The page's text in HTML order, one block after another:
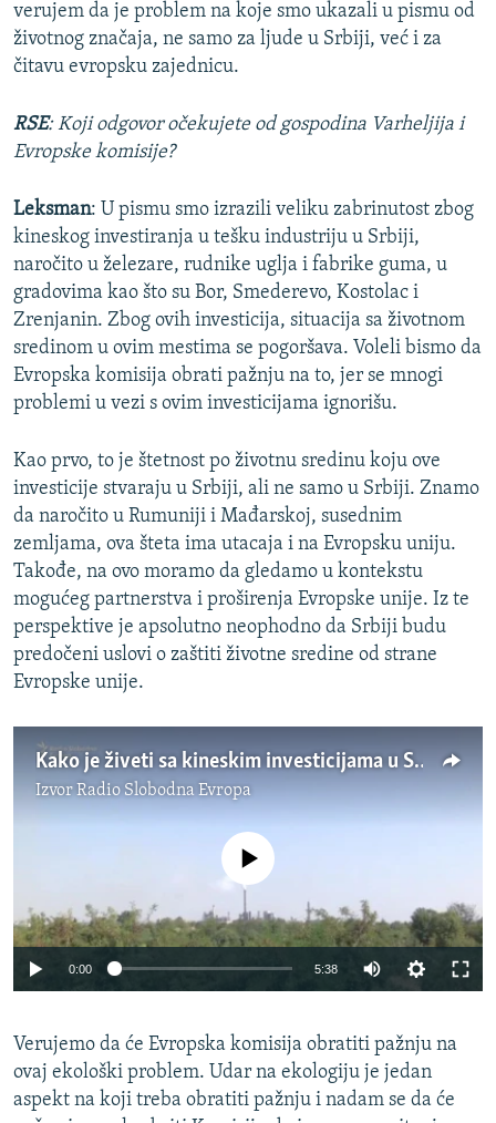
verujem da je problem na koje smo ukazali u pismu od
životnog značaja, ne samo za ljude u Srbiji, već i za
čitavu evropsku zajednicu.
RSE: Koji odgovor očekujete od gospodina Varheljija i
Evropske komisije?
Leksman: U pismu smo izrazili veliku zabrinutost zbog
kineskog investiranja u tešku industriju u Srbiji,
naročito u železare, rudnike uglja i fabrike guma, u
gradovima kao što su Bor, Smederevo, Kostolac i
Zrenjanin. Zbog ovih investicija, situacija sa životnom
sredinom u ovim mestima se pogoršava. Voleli bismo da
Evropska komisija obrati pažnju na to, jer se mnogi
problemi u vezi s ovim investicijama ignorišu.
Kao prvo, to je štetnost po životnu sredinu koju ove
investicije stvaraju u Srbiji, ali ne samo u Srbiji. Znamo
da naročito u Rumuniji i Mađarskoj, susednim
zemljama, ova šteta ima utacaja i na Evropsku uniju.
Takođe, na ovo moramo da gledamo u kontekstu
mogućeg partnerstva i proširenja Evropske unije. Iz te
perspektive je apsolutno neophodno da Srbiji budu
predočeni uslovi o zaštiti životne sredine od strane
Evropske unije.
Kako je živeti sa kineskim investicijama u Srbiji
IzvorRadio Slobodna Evropa
Auto 240p 360p 480p
No media source currently available
0:00 5:38
360p
480p
720p
Verujemo da će Evropska komisija obratiti pažnju na
ovaj ekološki problem. Udar na ekologiju je jedan
aspekt na koji treba obratiti pažnju i nadam se da će